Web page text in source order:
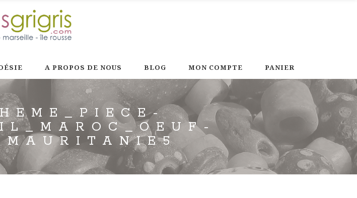
A PROPOS DE NOUS BLOG MON COMPTE PANIER